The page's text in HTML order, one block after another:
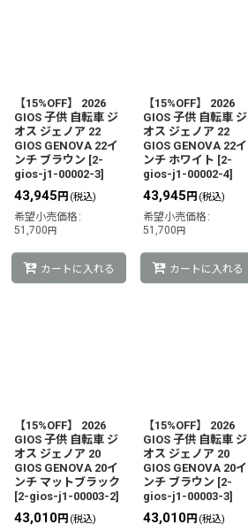
【15%OFF】 2026
GIOS 子供 自転車 ジ
オス ジェノア 22
GIOS GENOVA 22イ
ンチ ブラウン [2-
gios-j1-00002-3]
43,945 円 (税込)
希望小売価格 :
51,700円
カートに入れる
【15%OFF】 2026
GIOS 子供 自転車 ジ
オス ジェノア 22
GIOS GENOVA 22イ
ンチ ホワイト [2-
gios-j1-00002-4]
43,945 円 (税込)
希望小売価格 :
51,700円
カートに入れる
【15%OFF】 2026
GIOS 子供 自転車 ジ
オス ジェノア 20
GIOS GENOVA 20イ
ンチ マットブラック
[2-gios-j1-00003-2]
43,010円 (税込)
【15%OFF】 2026
GIOS 子供 自転車 ジ
オス ジェノア 20
GIOS GENOVA 20イ
ンチ ブラウン [2-
gios-j1-00003-3]
43,010円 (税込)